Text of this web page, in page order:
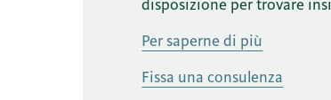
disposizione per trovare
Per saperne di più
Fissa una consulenza